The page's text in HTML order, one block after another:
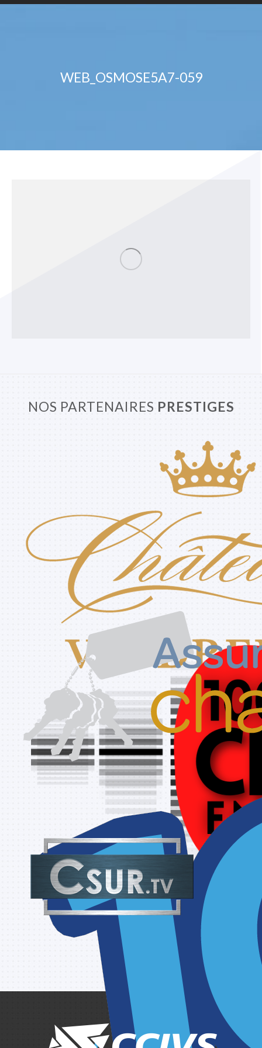
WEB_OSMOSE5A7-059
NOS PARTENAIRES PRESTIGES